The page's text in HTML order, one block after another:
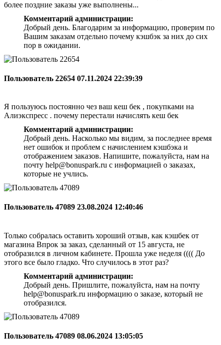
более поздние заказы уже выполнены...
Комментарий администрации:
Добрый день. Благодарим за информацию, проверим по
Вашим заказам отдельно почему кэшбэк за них до сих
пор в ожидании.
Пользователь 22654 07.11.2024 22:39:39
Я пользуюсь постоянно чез ваш кеш бек , покупками на
Алиэкспресс . почему перестали начислять кеш бек
Комментарий администрации:
Добрый день. Насколько мы видим, за последнее время
нет ошибок и проблем с начислением кэшбэка и
отображением заказов. Напишите, пожалуйста, нам на
почту help@bonuspark.ru с информацией о заказах,
которые не учлись.
Пользователь 47089 23.08.2024 12:40:46
Только собралась оставить хороший отзыв, как кэшбек от
магазина Впрок за заказ, сделанный от 15 августа, не
отобразился в личном кабинете. Прошла уже неделя (((( До
этого все было гладко. Что случилось в этот раз?
Комментарий администрации:
Добрый день. Пришлите, пожалуйста, нам на почту
help@bonuspark.ru информацию о заказе, который не
отобразился.
Пользователь 47089 08.06.2024 13:05:05